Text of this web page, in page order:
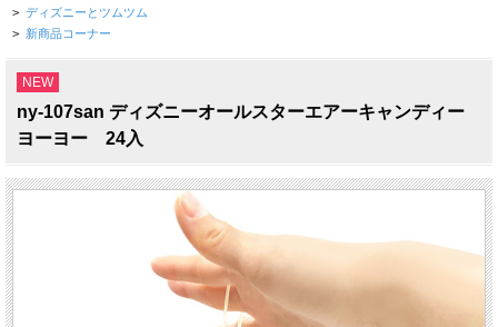
> ディズニーとツムツム
> 新商品コーナー
NEW
ny-107san ディズニーオールスターエアーキャンディー
ヨーヨー 24入